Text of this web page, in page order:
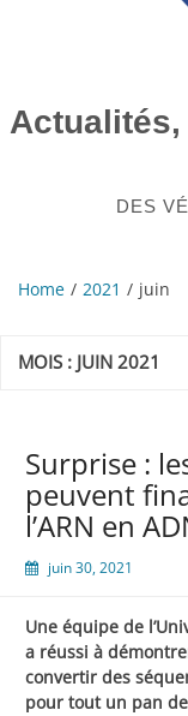
DES
Home 2021 juin
MOIS : JUIN 2021
Surprise :
peuvent
l’ARN en
juin 30, 2021
Une équipe de
a réussi à
convertir des
pour tout un pan